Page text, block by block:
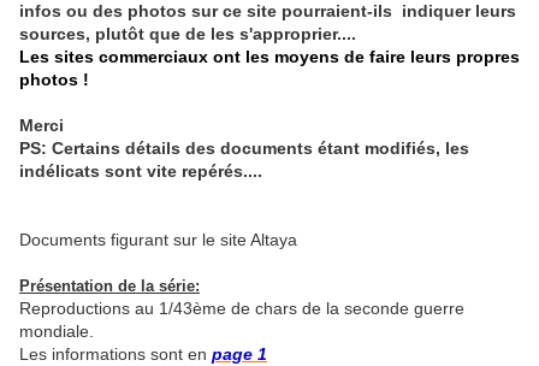
infos ou des photos sur ce site pourraient-ils indiquer leurs
sources, plutôt que de les s'approprier....
Les sites commerciaux ont les moyens de faire leurs propres
photos !
Merci
PS: Certains détails des documents étant modifiés, les
indélicats sont vite repérés....
Documents figurant sur le site Altaya
Présentation de la série:
Reproductions au 1/43ème de chars de la seconde guerre
mondiale.
Les informations sont en page 1